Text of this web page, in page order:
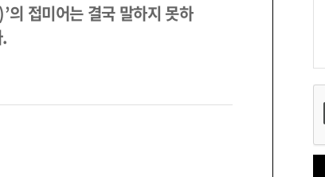
의 접미어는 결국 말하지 못하